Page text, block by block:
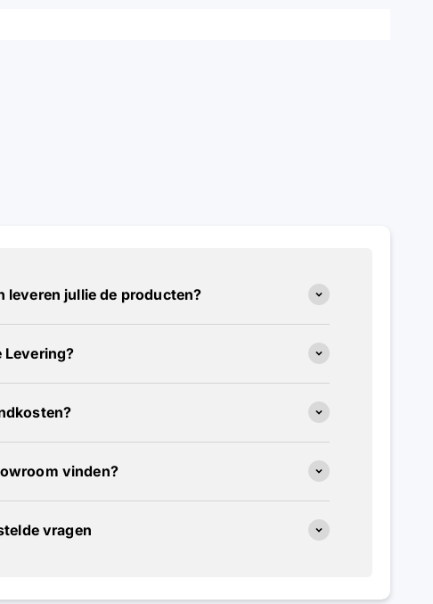
leveren jullie de producten?
Levering?
vinden?
vragen